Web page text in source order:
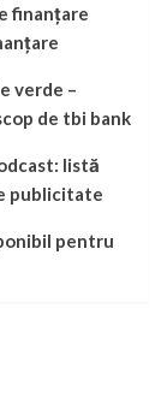
finanțare
verde –
de tbi bank
listă
publicitate
pentru